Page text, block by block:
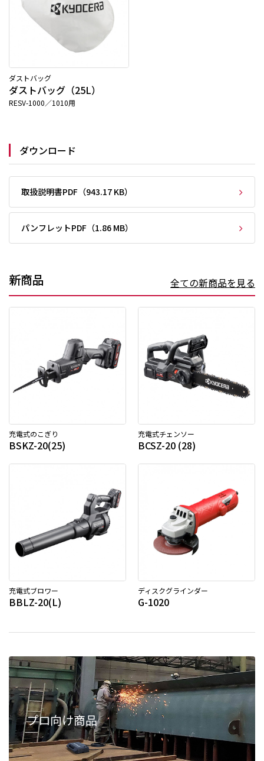
ダストバッグ
ダストバッグ（25L）
RESV-1000／1010用
ダウンロード
取扱説明書PDF（943.17 KB）
パンフレットPDF（1.86 MB）
新商品 全ての新商品を見る
充電式のこぎり
BSKZ-20(25)
充電式チェンソー
BCSZ-20 (28)
充電式ブロワー
BBLZ-20(L)
ディスクグラインダー
G-1020
プロ向け商品